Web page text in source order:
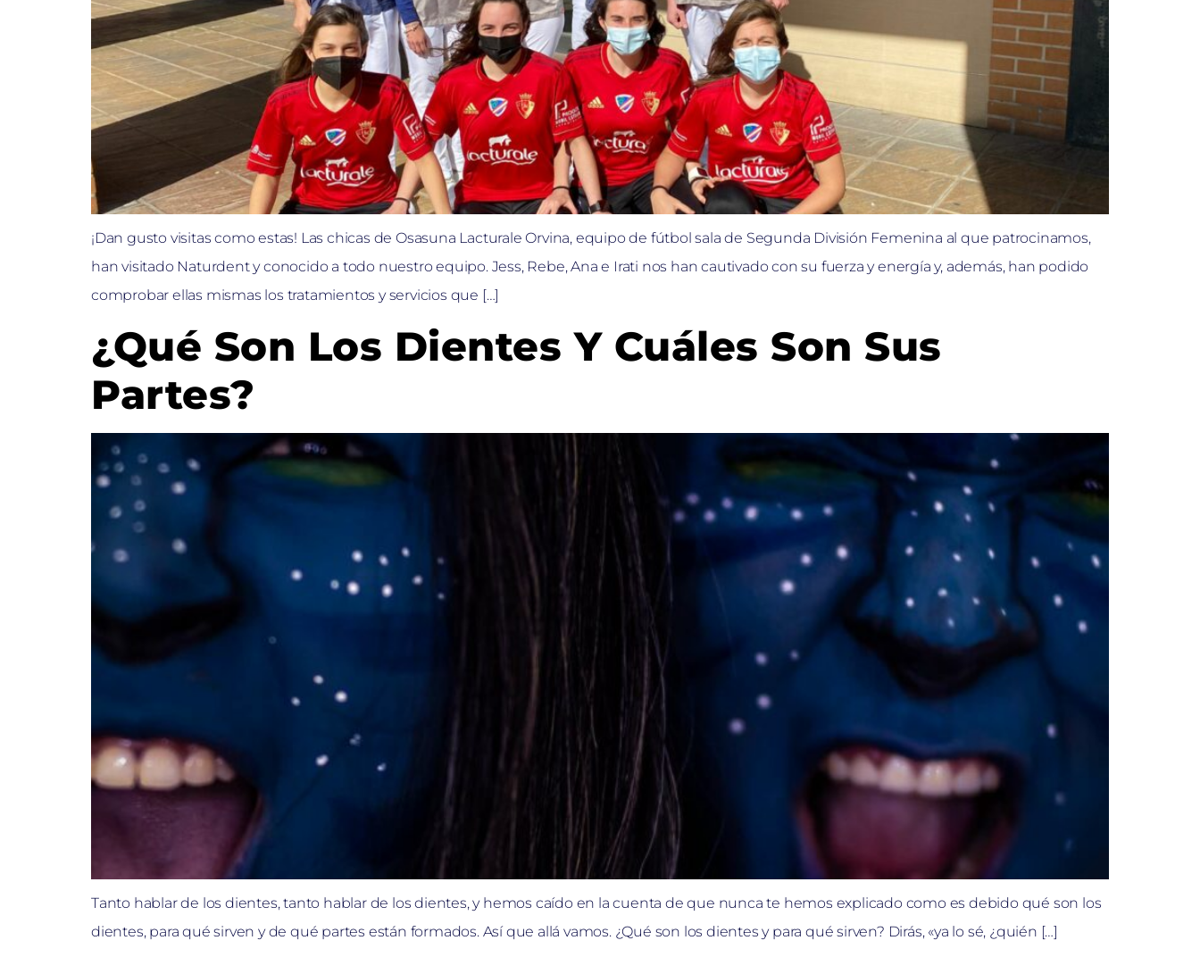
¡Dan gusto visitas como estas! Las chicas de Osasuna Lacturale Orvina, equipo de fútbol sala de Segunda División Femenina al que patrocinamos,
han visitado Naturdent y conocido a todo nuestro equipo. Jess, Rebe, Ana e Irati nos han cautivado con su fuerza y energía y, además, han podido
comprobar ellas mismas los tratamientos y servicios que […]
¿Qué Son Los Dientes Y Cuáles Son Sus
Partes?
Tanto hablar de los dientes, tanto hablar de los dientes, y hemos caído en la cuenta de que nunca te hemos explicado como es debido qué son los
dientes, para qué sirven y de qué partes están formados. Así que allá vamos. ¿Qué son los dientes y para qué sirven? Dirás, «ya lo sé, ¿quién […]